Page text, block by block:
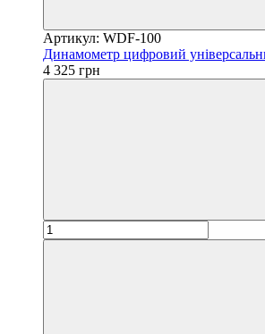
Артикул: WDF-100
Динамометр цифровий
4 325 грн